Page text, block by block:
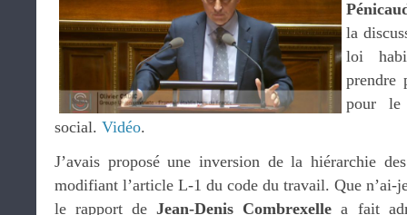
la
loi
prendre
pour le
social. Vidéo.
J’avais proposé une inversion de la hiérarchie
modifiant l’article L-1 du code du travail. Que n’ai-
le rapport deJean-Denis Combrexelle a fait